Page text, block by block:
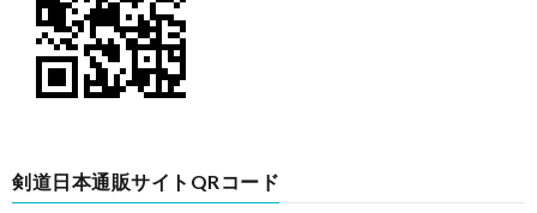
剣道日本通販サイトQRコード